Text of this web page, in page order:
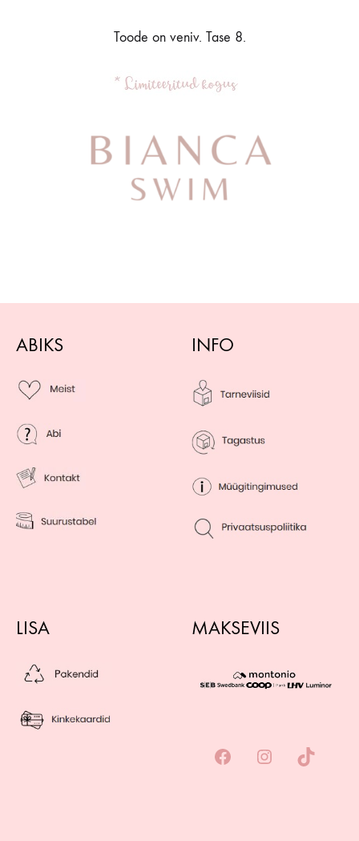
Toode on veniv. Tase 8.
ABIKS INFO
LISA MAKSEVIIS